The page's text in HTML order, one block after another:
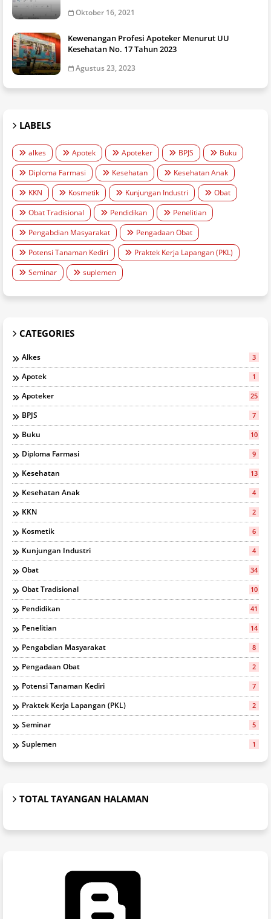
Oktober 16, 2021
Kewenangan Profesi Apoteker Menurut UU
Kesehatan No. 17 Tahun 2023
Agustus 23, 2023
LABELS
alkes Apotek Apoteker BPJS
Buku
Diploma Farmasi
Kesehatan
Kesehatan Anak
KKN
Kosmetik Kunjungan Industri
Obat
Obat Tradisional
Pendidikan
Penelitian
Pengabdian Masyarakat
Pengadaan Obat
Potensi Tanaman Kediri
Praktek Kerja Lapangan (PKL)
Seminar
suplemen
CATEGORIES
Alkes 3
Apotek 1
Apoteker 25
BPJS 7
Buku 10
Diploma Farmasi 9
Kesehatan 13
Kesehatan Anak 4
KKN 2
Kosmetik 6
Kunjungan Industri 4
Obat 34
Obat Tradisional 10
Pendidikan 41
Penelitian 14
Pengabdian Masyarakat 8
Pengadaan Obat 2
Potensi Tanaman Kediri 7
Praktek Kerja Lapangan (PKL) 2
Seminar 5
Suplemen 1
TOTAL TAYANGAN HALAMAN